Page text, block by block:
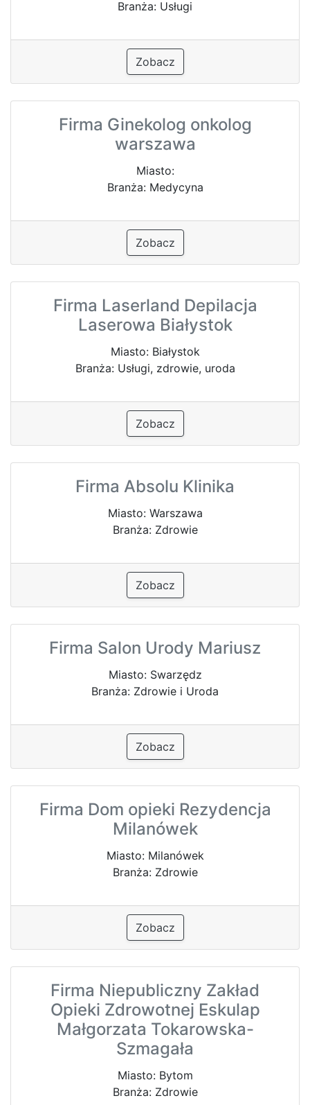
Branża: Usługi
Zobacz
Firma Ginekolog onkolog
warszawa
Miasto:
Branża: Medycyna
Zobacz
Firma Laserland Depilacja
Laserowa Białystok
Miasto: Białystok
Branża: Usługi, zdrowie, uroda
Zobacz
Firma Absolu Klinika
Miasto: Warszawa
Branża: Zdrowie
Zobacz
Firma Salon Urody Mariusz
Miasto: Swarzędz
Branża: Zdrowie i Uroda
Zobacz
Firma Dom opieki Rezydencja
Milanówek
Miasto: Milanówek
Branża: Zdrowie
Zobacz
Firma Niepubliczny Zakład
Opieki Zdrowotnej Eskulap
Małgorzata Tokarowska-
Szmagała
Miasto: Bytom
Branża: Zdrowie